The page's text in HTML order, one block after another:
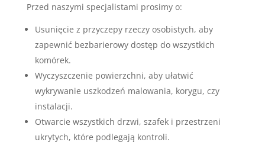
Przed naszymi specjalistami prosimy o:
Usunięcie z przyczepy rzeczy osobistych, aby
zapewnić bezbarierowy dostęp do wszystkich
komórek.
Wyczyszczenie powierzchni, aby ułatwić
wykrywanie uszkodzeń malowania, korygu, czy
instalacji.
Otwarcie wszystkich drzwi, szafek i przestrzeni
ukrytych, które podlegają kontroli.